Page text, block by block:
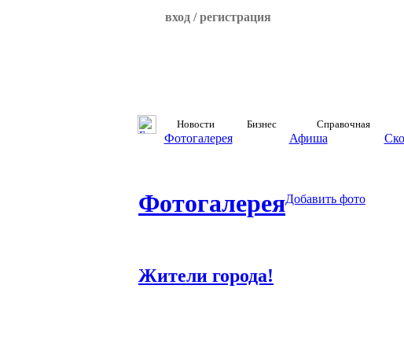
вход / регистрация
Новости Бизнес Справочная
Фотогалерея
Афиша
ФотогалереяДобавить фото
Жители города!